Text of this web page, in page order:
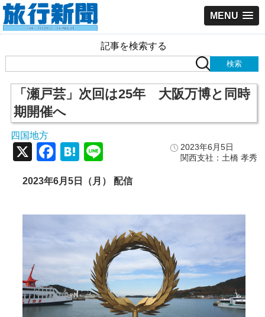
MENU
記事を検索する
「瀬戸芸」次回は25年 大阪万博と同時
期開催へ
四国地方
2023年6月5日
関西支社：土橋 孝秀
X Facebook
Hatena
2023年6月5日（月） 配信